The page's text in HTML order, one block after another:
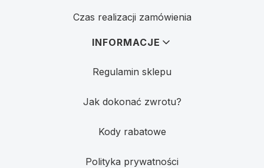
Czas realizacji zamówienia
INFORMACJE
Regulamin sklepu
Jak dokonać zwrotu?
Kody rabatowe
Polityka prywatności